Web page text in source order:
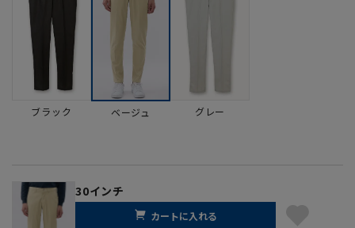
ブラック ベージュ グレー
30インチ
カートに入れる